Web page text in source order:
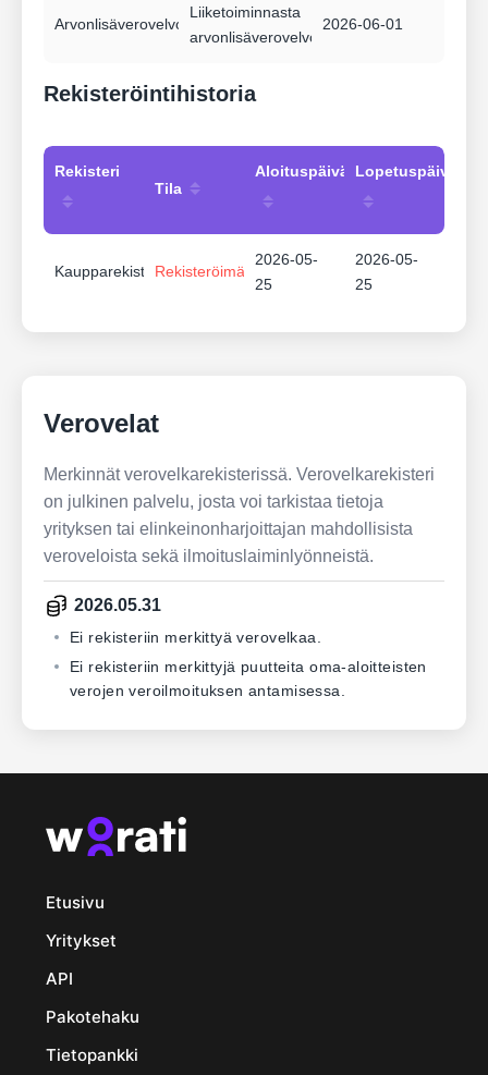
Arvonlisäverovelvollisuus
Liiketoiminnasta
arvonlisäverovelvollinen
2026-06-01
Rekisteröintihistoria
Rekisteri
Tila
Aloituspäivämäärä
KaupparekisteriRekisteröimätön
2026-05-
25
2026-05-
25
Verovelat
Merkinnät verovelkarekisterissä. Verovelkarekisteri
on julkinen palvelu, josta voi tarkistaa tietoja
yrityksen tai elinkeinonharjoittajan mahdollisista
veroveloista sekä ilmoituslaiminlyönneistä.
2026.05.31
Ei rekisteriin merkittyä verovelkaa.
Ei rekisteriin merkittyjä puutteita oma-aloitteisten
verojen veroilmoituksen antamisessa.
Etusivu
Yritykset
API
Pakotehaku
Tietopankki